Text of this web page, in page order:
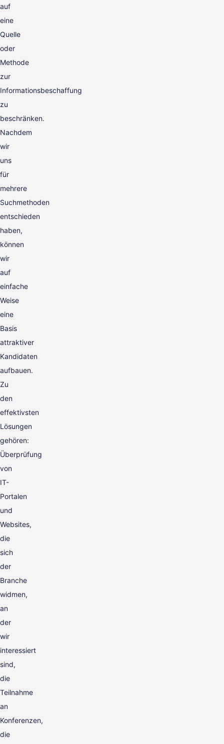
auf
eine
Quelle
oder
Methode
zur
Informationsbeschaffung
zu
beschränken.
Nachdem
wir
uns
für
mehrere
Suchmethoden
entschieden
haben,
können
wir
auf
einfache
Weise
eine
Basis
attraktiver
Kandidaten
aufbauen.
Zu
den
effektivsten
Lösungen
gehören:
Überprüfung
von
IT-
Portalen
und
Websites,
die
sich
der
Branche
widmen,
an
der
wir
interessiert
sind,
die
Teilnahme
an
Konferenzen,
die